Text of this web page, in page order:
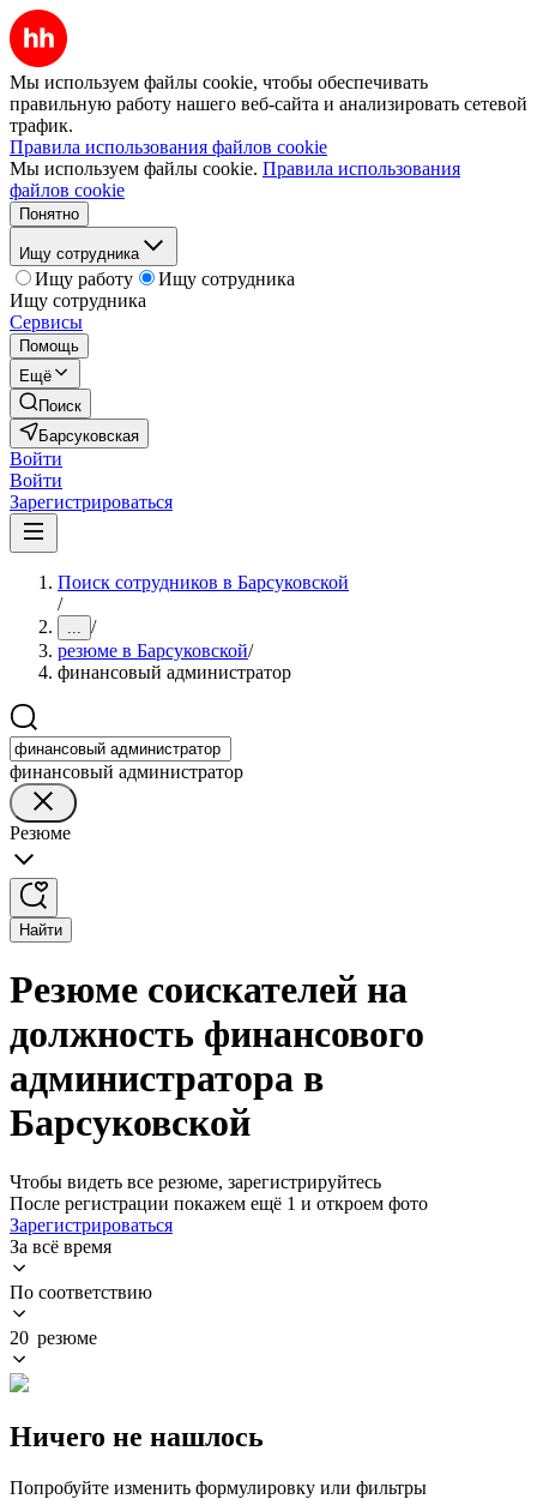
Мы используем файлы cookie, чтобы обеспечивать
правильную работу нашего веб-сайта и анализировать сетевой
трафик.
Правила использования файлов cookie
Мы используем файлы cookie. Правила использования
файлов cookie
Понятно
Ищу сотрудника
Ищу работу
Ищу сотрудника
Ищу сотрудника
Сервисы
Помощь
Ещё
Поиск
Барсуковская
Войти
Войти
Зарегистрироваться
Поиск сотрудников в Барсуковской
/
... /
резюме в Барсуковской/
финансовый администратор
финансовый администратор
Резюме
Найти
Резюме соискателей на
должность финансового
администратора в
Барсуковской
Чтобы видеть все резюме, зарегистрируйтесь
После регистрации покажем ещё 1 и откроем фото
Зарегистрироваться
За всё время
По соответствию
20 резюме
Ничего не нашлось
Попробуйте изменить формулировку или фильтры